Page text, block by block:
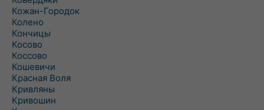
Кожан-Городок
Колено
Кончицы
Косово
Коссово
Кошевичи
Красная Воля
Кривляны
Кривошин